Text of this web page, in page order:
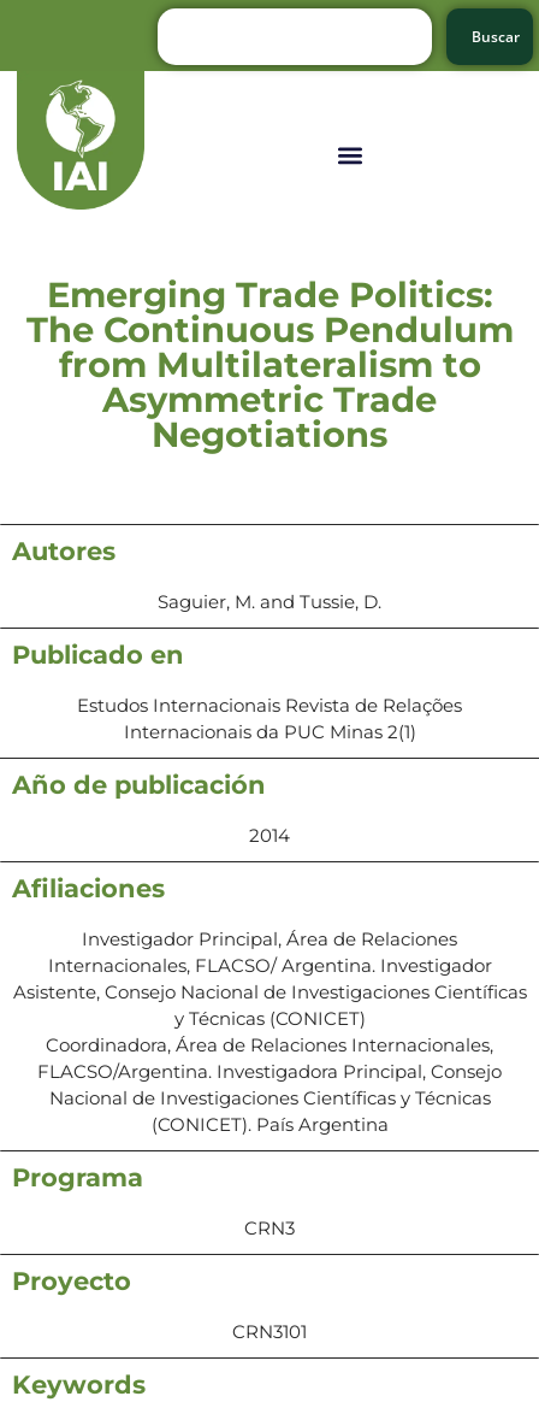
Buscar
Emerging Trade Politics:
The Continuous Pendulum
from Multilateralism to
Asymmetric Trade
Negotiations
Autores
Saguier, M. and Tussie, D.
Publicado en
Estudos Internacionais Revista de Relações
Internacionais da PUC Minas 2(1)
Año de publicación
2014
Afiliaciones
Investigador Principal, Área de Relaciones
Internacionales, FLACSO/ Argentina. Investigador
Asistente, Consejo Nacional de Investigaciones Científicas
y Técnicas (CONICET)
Coordinadora, Área de Relaciones Internacionales,
FLACSO/Argentina. Investigadora Principal, Consejo
Nacional de Investigaciones Científicas y Técnicas
(CONICET). País Argentina
Programa
CRN3
Proyecto
CRN3101
Keywords